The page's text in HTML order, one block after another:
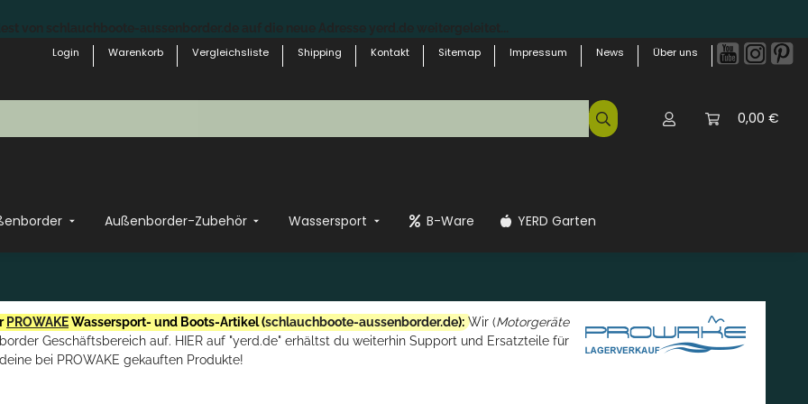
Login
Warenkorb Vergleichsliste Shipping Kontakt Sitemap Impressum News Über uns
0,00 €
Außenborder-Zubehör Wassersport B-Ware YERD Garten
PROWAKEWassersport- und Boots-Artikel (schlauchboote-aussenborder.de): Wir (Motorgeräte
Geschäftsbereich auf. HIER auf "yerd.de" erhältst du weiterhin Support und Ersatzteile für
deine bei PROWAKE gekauften Produkte!